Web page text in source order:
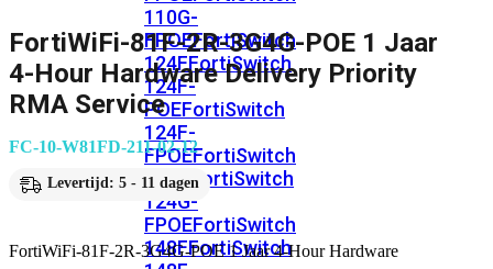
110G-
FPOEFortiSwitch
124FFortiSwitch
124F-
POEFortiSwitch
124F-
FPOEFortiSwitch
124GFortiSwitch
124G-
FPOEFortiSwitch
148FFortiSwitch
FortiWiFi-81F-2R-3G4G-POE 1 Jaar
4-Hour Hardware Delivery Priority
RMA Service
FC-10-W81FD-211-02-12
Levertijd: 5 - 11 dagen
FortiWiFi-81F-2R-3G4G-POE 1 Jaar 4-Hour Hardware